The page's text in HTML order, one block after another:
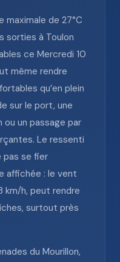
maximale de 27°C
sorties à Toulon
ce Mercredi 10
même rendre
qu’en plein
sur le port, une
ou un passage par
Le ressenti
pas se fier
affichée : le vent
km/h, peut rendre
surtout près
du Mourillon,